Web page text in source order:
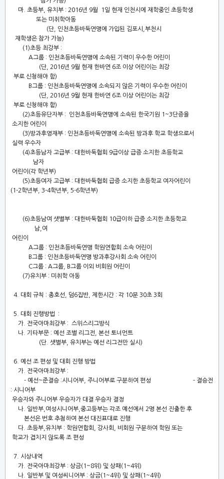
마 초등부 유치부 : 2016년 9월 1 일 현재 인천시에 재학중인 초등학생
또는 미취학아동
(단 인천초등바둑연맹에 가입된 김포시
부천시
재학생은 참가 가능)
(1)초등 최강부 :
A그룹 : 인천초등바둑연맹에 소속된 기력이 우수한 어린이
(단 , 2016년 9월 현재 한바연 6조 이상 어린이는 최강
부로 신청해야 함)
B그룹 : 인천초등바둑연맹에 소속되지 않은 기력이 우수한 어린이
(단 , 2016년 9월 현재 한바연 6조 이상 어린이는 최강
부로 신청해야 함)
(2)초등유단자부 : 인천초등바둑연맹에 소속된 한국기원 1~3단증을
소지한 어린이
(3)방과후영재부 : 인천초등바둑연맹에 소속된 방과후 학교 학생으로서
실력 우수자
(4)초등남자 고급부 : 대한바둑협회 9급이상 급증 소지한 초등학교
남자
어린이 (각 학년부)
(5)초등여자 고급부 : 대한바둑협회 급증 소지한 초등학교 여자어린이
(1-2학년부 , 3-4학년부 , 5-6학년부)
(6)초등남여 샛별부 : 대한바둑협회 10급이하 급증 소지한 초등학교
남 여
어린이
A그룹 : 인천초등바둑연맹 학원연합회 소속 어린이
B그룹 : 인천초등바둑연맹 방과후강사회 소속 어린이
C그룹 : A그룹 , B그룹 이외 비회원 어린이
(7)유치부 : 미취학 아동
4. 대회 규칙 : 총호선 덤6집반 제한시간 : 각 10분 30초 3회
5. 대회 진행방법 :
가
전국아마최강부 : 스위스리그방식
나 기타부문 : 예선 조별 리그전
본선 토너먼트
(단 샛별부 유치부는 예선 리그전만 실시 )
6. 예선 조 편성 및 대회 진행 방법
가
전국아마최강부 :
- 예선~준결승 :시니어부 주니어부로 구분하여 편성 - 결승전
: 시니어부
우승자와 주니어부 우승자가 대결 우승자 결정
나
일반부 여성시니어부 중고등부는 각조 예선에서 2명 본선 진출한 후
본선은 번호 추첨하여 본선 대진표대로 진행
다 초등부 유치부 : 학원연합회 강사회
비회원 구분하여 학원 또는
학교가 겹치지 않도록 조 편성
7. 시상내역
가
전국아마최강부 : 상금(1~8위) 및 상패(1~4위)
나
일반부 및 여성씨니어부 : 상금(1~4위) 및 상패(1~4위)